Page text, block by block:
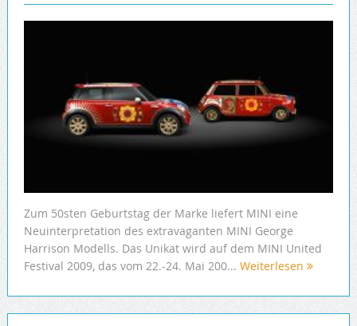
Zum 50sten Geburtstag der Marke liefert MINI eine
Neuinterpretation des extravaganten MINI George
Harrison Modells. Das Unikat wird auf dem MINI United
Festival 2009, das vom 22.-24. Mai 200... Weiterlesen